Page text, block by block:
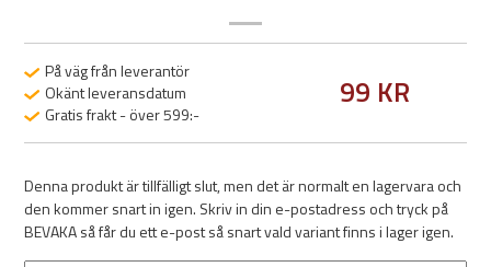
På väg från leverantör
Okänt leveransdatum
Gratis frakt - över 599:-
99 KR
Denna produkt är tillfälligt slut, men det är normalt en lagervara och
den kommer snart in igen. Skriv in din e-postadress och tryck på
BEVAKA så får du ett e-post så snart vald variant finns i lager igen.